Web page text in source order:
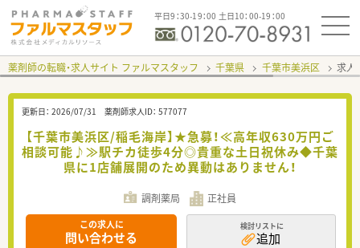
平日9：30-19：00 土日10：00-19：00
薬剤師の転職・求人サイト ファルマスタッフ 千葉県 千葉市美浜区 求人
更新日： 2026/07/31 薬剤師求人ID： 577077
【千葉市美浜区/稲毛海岸】★急募！≪高年収630万円ご
相談可能♪≫駅チカ徒歩4分◎貴重な土日祝休み◆千葉
県に1店舗展開のため異動はありません！
調剤薬局 正社員
この求人に
問い合わせる
検討リストに
追加